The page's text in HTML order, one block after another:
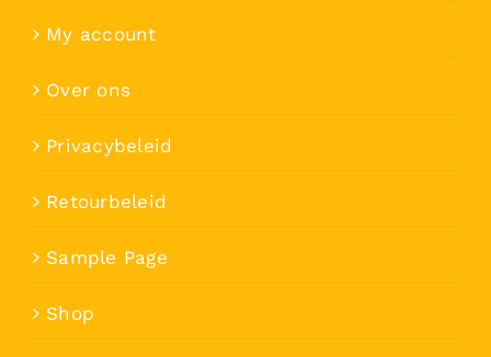
My account
Over ons
Privacybeleid
Retourbeleid
Sample Page
Shop